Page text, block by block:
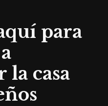
para
la casa